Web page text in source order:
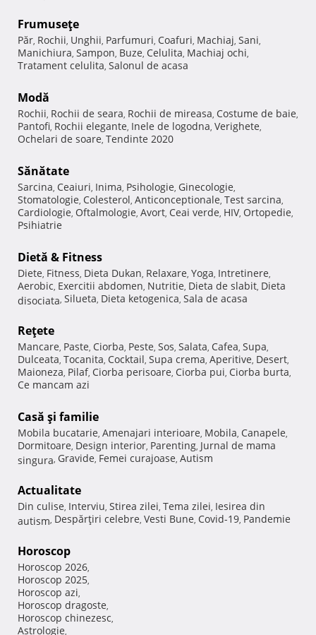
Frumuseţe
Păr, Rochii, Unghii, Parfumuri, Coafuri, Machiaj, Sani,
Manichiura, Sampon, Buze, Celulita, Machiaj ochi,
Tratament celulita, Salonul de acasa
Modă
Rochii, Rochii de seara, Rochii de mireasa, Costume de baie,
Pantofi, Rochii elegante, Inele de logodna, Verighete,
Ochelari de soare, Tendinte 2020
Sănătate
Sarcina, Ceaiuri, Inima, Psihologie, Ginecologie,
Stomatologie, Colesterol, Anticonceptionale, Test sarcina,
Cardiologie, Oftalmologie, Avort, Ceai verde, HIV, Ortopedie,
Psihiatrie
Dietă & Fitness
Diete, Fitness, Dieta Dukan, Relaxare, Yoga, Intretinere,
Aerobic, Exercitii abdomen, Nutritie, Dieta de slabit, Dieta
disociata, Silueta, Dieta ketogenica, Sala de acasa
Reţete
Mancare, Paste, Ciorba, Peste, Sos, Salata, Cafea, Supa,
Dulceata, Tocanita, Cocktail, Supa crema, Aperitive, Desert,
Maioneza, Pilaf, Ciorba perisoare, Ciorba pui, Ciorba burta,
Ce mancam azi
Casă şi familie
Mobila bucatarie, Amenajari interioare, Mobila, Canapele,
Dormitoare, Design interior, Parenting, Jurnal de mama
singura, Gravide, Femei curajoase, Autism
Actualitate
Din culise, Interviu, Stirea zilei, Tema zilei, Iesirea din
autism, Despărţiri celebre, Vesti Bune, Covid-19, Pandemie
Horoscop
Horoscop 2026,
Horoscop 2025,
Horoscop azi,
Horoscop dragoste,
Horoscop chinezesc,
Astrologie,